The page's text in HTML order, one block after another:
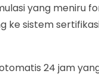
yang meniru
sistem sertifikasi
24 jam